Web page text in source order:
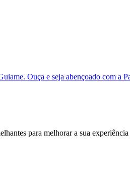
Ouça e seja abençoado com a
para melhorar a sua